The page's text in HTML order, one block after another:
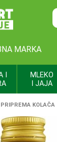
MARKA
I
MLEKO
I JAJA
PRIPREMA KOLAČA